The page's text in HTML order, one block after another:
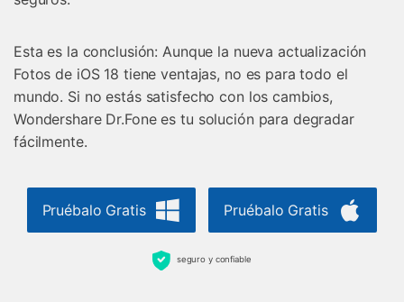
Esta es la conclusión: Aunque la nueva actualización
Fotos de iOS 18 tiene ventajas, no es para todo el
mundo. Si no estás satisfecho con los cambios,
Wondershare Dr.Fone es tu solución para degradar
fácilmente.
Pruébalo Gratis Pruébalo Gratis
seguro y confiable